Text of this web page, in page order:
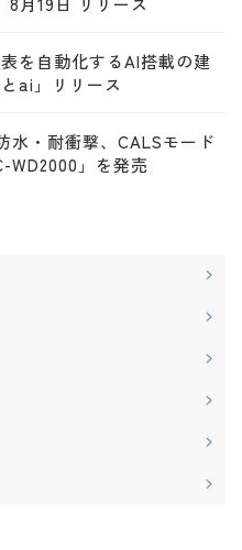
を自動化するAI搭載の建
ai」リリース
水・耐衝撃、CALSモード
WD2000」を発売